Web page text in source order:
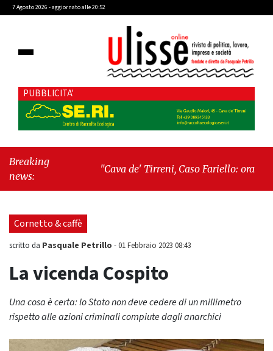
7 Agosto 2026 - aggiornato alle 20:52
PUBBLICITA'
Breaking
news:
"Cava de' Tirreni, Caso Fariello: ora torniamo
Cornetto & caffè
scritto da Pasquale Petrillo -01 Febbraio 2023 08:43
La vicenda Cospito
Una cosa è certa: lo Stato non deve cedere di un millimetro
rispetto alle azioni criminali compiute dagli anarchici